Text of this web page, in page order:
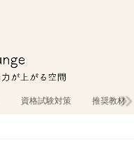
資格試験対策 推奨教材